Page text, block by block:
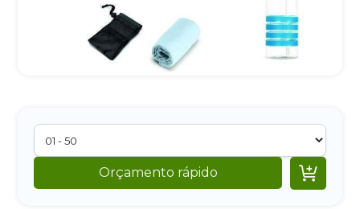
Orçamento rápido 